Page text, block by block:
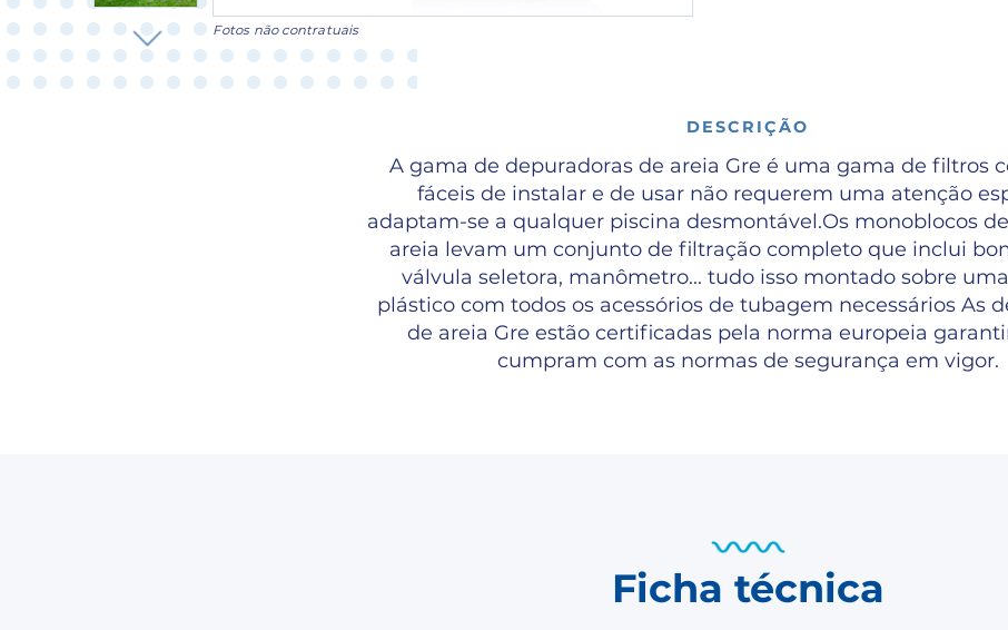
Fotos não contratuais
DESCRIÇÃO
A gama de depuradoras de areia Gre é uma gama de filtros
fáceis de instalar e de usar não requerem uma atenção
adaptam-se a qualquer piscina desmontável.Os monoblocos
areia levam um conjunto de filtração completo que inclui
válvula seletora, manômetro... tudo isso montado sobre
plástico com todos os acessórios de tubagem necessários As
de areia Gre estão certificadas pela norma europeia
cumpram com as normas de segurança em vigor.
Ficha técnica